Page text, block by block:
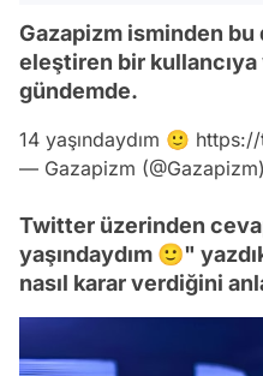
Gazapizm isminden bu
eleştiren bir
gündemde.
14 yaşındaydım 🙂
— Gazapizm (@Gazapizm)
Twitter üzerinden
yaşındaydım 🙂"
nasıl karar verdiğini